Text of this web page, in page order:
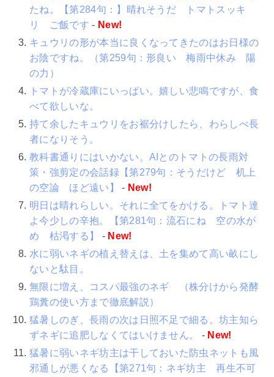
たね。【第284句：】晴れそうだ トマトスッキ
リ ご飯です - New!
キュウリの形が本当に良くなってきたのはお日様の
お陰ですね。（第259句：形良い 梅雨中休み 陽
の力）
トマトが冷蔵庫にいっぱい。嬉しい悲鳴ですが、食
べて欲しいな。
持て余したキュウリをお裾分けしたら、わらしべ長
者になりそう。
教科書通りにはいかない。AIとのトマトの長雨対
策・強剪定の会話録【第279句：そうだけど 机上
の空論 ほど遠い】
- New!
明日は晴れらしい。それに全てをかける。トマト達
よ今少しの辛抱。【第281句：流石にね 空の水が
め 枯渇する】
- New!
水に弱いネギの植え替えは、土を集めて高い畝にし
ないと駄目。
無限に増え、コスパ最強のネギ （株分けから発酵
鶏糞の使い方まで徹底解説）
猛暑しのぎ、長雨の次は日照不足で細る。坊主知ら
ずネギに追肥しなくてはいけません。
- New!
猛暑に弱いネギ坊主は干しておいた防虫ネットも風
邪通しが悪くなる【第271句：ネギ坊主 再生不可